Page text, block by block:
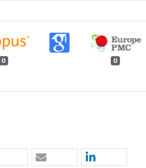
0 0